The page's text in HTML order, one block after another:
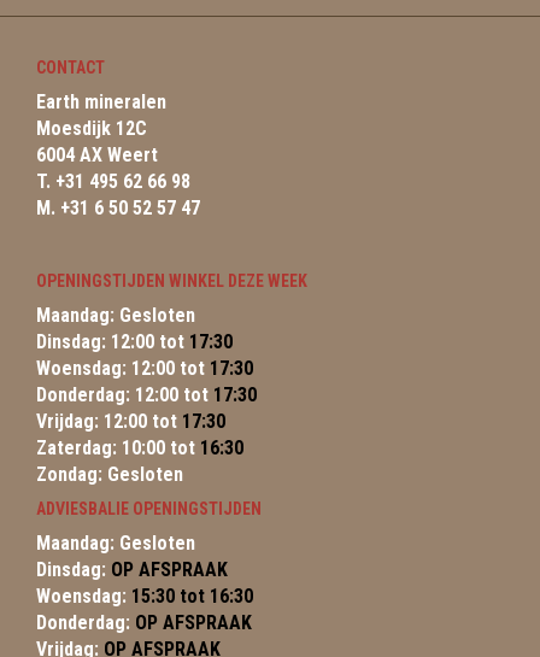
CONTACT
Earth mineralen
Moesdijk 12C
6004 AX Weert
T. +31 495 62 66 98
M. +31 6 50 52 57 47
OPENINGSTIJDEN WINKEL DEZE WEEK
Maandag: Gesloten
Dinsdag: 12:00 tot 17:30
Woensdag: 12:00 tot 17:30
Donderdag: 12:00 tot 17:30
Vrijdag: 12:00 tot 17:30
Zaterdag: 10:00 tot 16:30
Zondag: Gesloten
ADVIESBALIE OPENINGSTIJDEN
Maandag: Gesloten
Dinsdag: OP AFSPRAAK
Woensdag: 15:30 tot 16:30
Donderdag: OP AFSPRAAK
Vrijdag: OP AFSPRAAK